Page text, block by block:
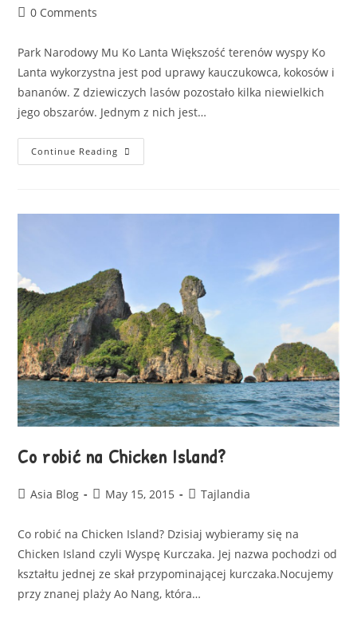
0 Comments
Park Narodowy Mu Ko Lanta Większość terenów wyspy Ko
Lanta wykorzystna jest pod uprawy kauczukowca, kokosów i
bananów. Z dziewiczych lasów pozostało kilka niewielkich
jego obszarów. Jednym z nich jest…
Continue Reading
Co robić na Chicken Island?
Asia Blog May 15, 2015 Tajlandia
Co robić na Chicken Island? Dzisiaj wybieramy się na
Chicken Island czyli Wyspę Kurczaka. Jej nazwa pochodzi od
kształtu jednej ze skał przypominającej kurczaka.Nocujemy
przy znanej plaży Ao Nang, która…